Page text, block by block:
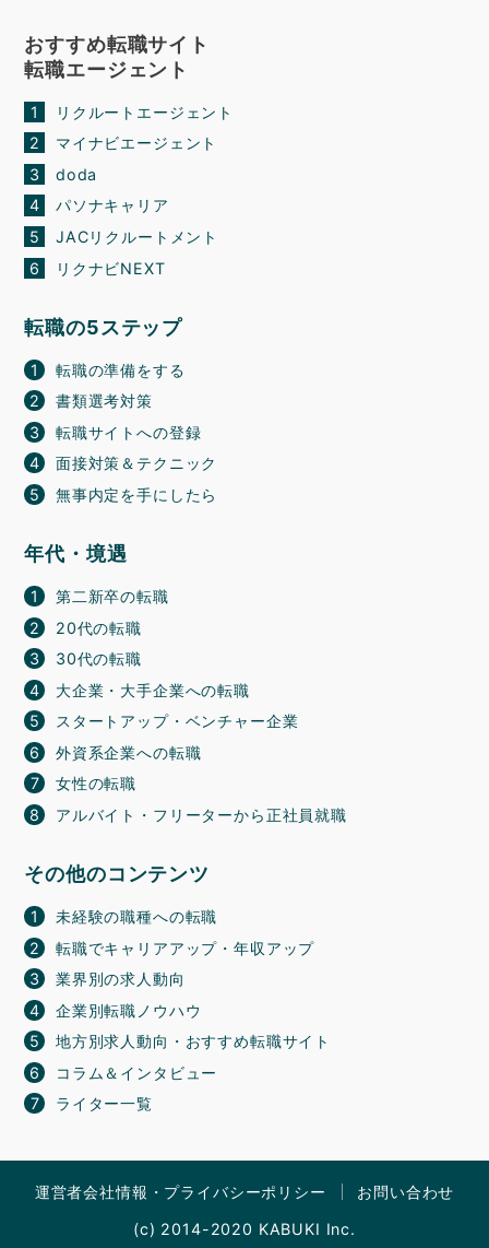
おすすめ転職サイト
転職エージェント
リクルートエージェント
マイナビエージェント
doda
パソナキャリア
JACリクルートメント
リクナビNEXT
転職の5ステップ
転職の準備をする
書類選考対策
転職サイトへの登録
面接対策＆テクニック
無事内定を手にしたら
年代・境遇
第二新卒の転職
20代の転職
30代の転職
大企業・大手企業への転職
スタートアップ・ベンチャー企業
外資系企業への転職
女性の転職
アルバイト・フリーターから正社員就職
その他のコンテンツ
未経験の職種への転職
転職でキャリアアップ・年収アップ
業界別の求人動向
企業別転職ノウハウ
地方別求人動向・おすすめ転職サイト
コラム＆インタビュー
ライター一覧
運営者会社情報・プライバシーポリシー
お問い合わせ
(c) 2014-2020 KABUKI Inc.